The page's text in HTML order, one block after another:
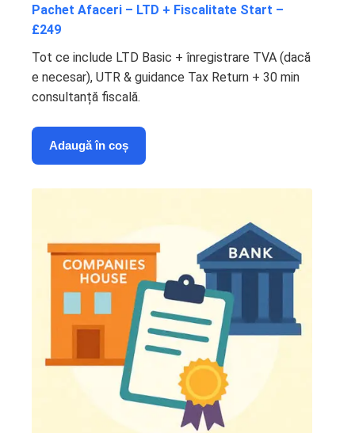
Pachet Afaceri – LTD + Fiscalitate Start –
£249
Tot ce include LTD Basic + înregistrare TVA (dacă
e necesar), UTR & guidance Tax Return + 30 min
consultanță fiscală.
Adaugă în coș